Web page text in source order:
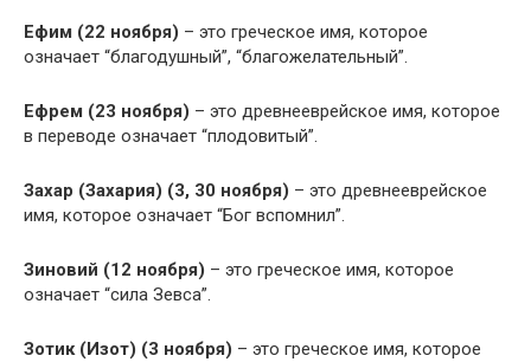
Ефим (22 ноября) – это греческое имя, которое
означает “благодушный”, “благожелательный”.
Ефрем (23 ноября) – это древнееврейское имя, которое
в переводе означает “плодовитый”.
Захар (Захария) (3, 30 ноября) – это древнееврейское
имя, которое означает “Бог вспомнил”.
Зиновий (12 ноября) – это греческое имя, которое
означает “сила Зевса”.
Зотик (Изот) (3 ноября) – это греческое имя, которое